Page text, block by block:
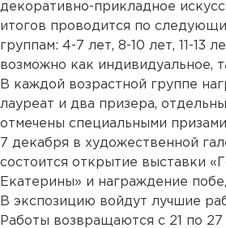
декоративно-прикладное
итогов проводится по
группам: 4-7 лет, 8-10 лет, 11-13
возможно как индивидуальное,
В каждой возрастной группе
лауреат и два призера,
отмечены специальными
7 декабря в художественной
состоится открытие выставки
Екатерины» и награждение
В экспозицию войдут лучшие
Работы возвращаются с 21 по 27